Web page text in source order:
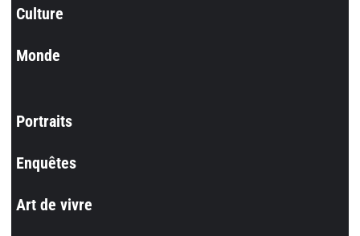
Culture
Monde
Portraits
Enquêtes
Art de vivre